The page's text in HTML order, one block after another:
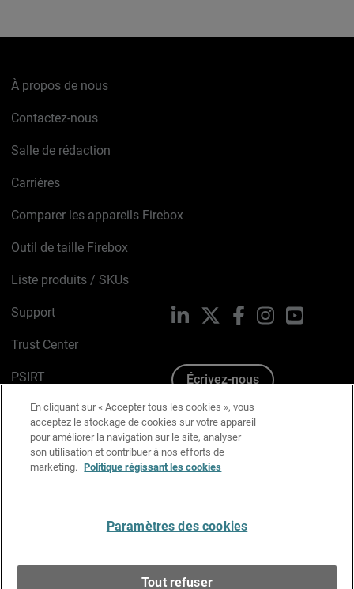
À propos de nous
Contactez-nous
Salle de rédaction
Carrières
Comparer les appareils Firebox
Outil de taille Firebox
Liste produits / SKUs
Support
Trust Center
PSIRT
Avis sur les cookies
Politique de confidentialité
Charte Graphique
LinkedIn FacebookInstagramYouTube
Écrivez-nous
En cliquant sur « Accepter tous les cookies », vous
acceptez le stockage de cookies sur votre appareil
pour améliorer la navigation sur le site, analyser
son utilisation et contribuer à nos efforts de
marketing. Politique régissant les cookies
Paramètres des cookies
Tout refuser